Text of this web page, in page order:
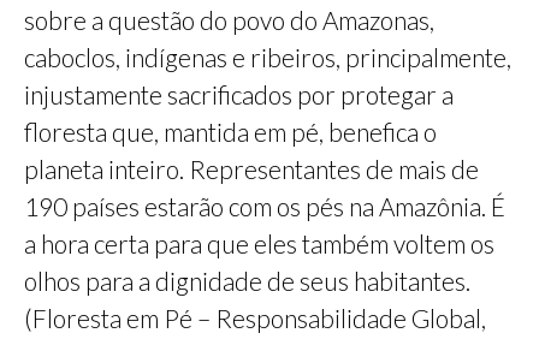
sobre a questão do povo do Amazonas,
caboclos, indígenas e ribeiros, principalmente,
injustamente sacrificados por protegar a
floresta que, mantida em pé, benefica o
planeta inteiro. Representantes de mais de
190 países estarão com os pés na Amazônia. É
a hora certa para que eles também voltem os
olhos para a dignidade de seus habitantes.
(Floresta em Pé – Responsabilidade Global,